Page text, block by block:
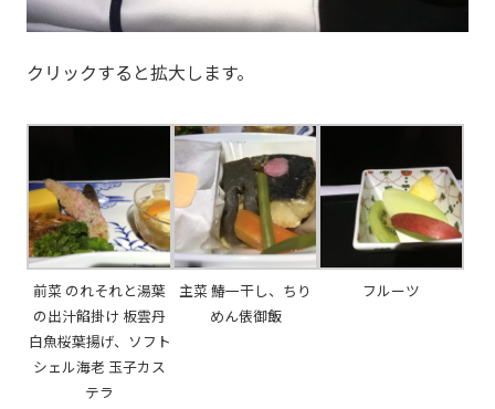
クリックすると拡大します。
前菜 のれそれと湯葉
の出汁餡掛け 板雲丹
白魚桜葉揚げ、ソフト
シェル海老 玉子カス
テラ
主菜 鰆一干し、ちり
めん俵御飯
フルーツ